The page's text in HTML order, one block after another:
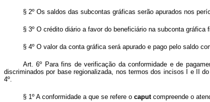
§ 2º Os saldos das subcontas gráficas serão apurados nos
§ 3º O crédito diário a favor do beneficiário na subconta
§ 4º O valor da conta gráfica será apurado e pago pelo saldo
Art. 6º Para fins de verificação da conformidade e de
discriminados por base regionalizada, nos termos dos incisos I e II do
4º.
§ 1º A conformidade a que se refere o caput compreende o